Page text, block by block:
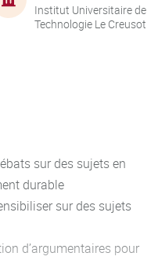
Institut Universitaire de
Technologie Le Creusot
sur des sujets en
durable
sur des sujets
d’argumentaires pour